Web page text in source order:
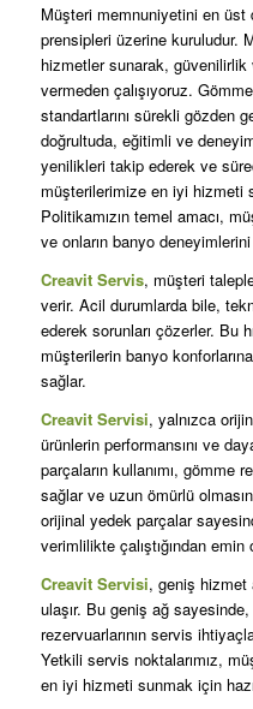
Müşteri memnuniyetini en
prensipleri üzerine kuruludur.
hizmetler sunarak,
vermeden çalışıyoruz.
standartlarını sürekli gözden
doğrultuda, eğitimli ve
yenilikleri takip ederek ve
müşterilerimize en iyi hizmeti
Politikamızın temel amacı,
ve onların banyo
Creavit Servis, müşteri
verir. Acil durumlarda bile,
ederek sorunları çözerler. Bu
müşterilerin banyo
sağlar.
Creavit Servisi, yalnızca
ürünlerin performansını ve
parçaların kullanımı, gömme
sağlar ve uzun ömürlü
orijinal yedek parçalar
verimlilikte çalıştığından emin
Creavit Servisi, geniş hizmet
ulaşır. Bu geniş ağ
rezervuarlarının servis
Yetkili servis noktalarımız,
en iyi hizmeti sunmak için